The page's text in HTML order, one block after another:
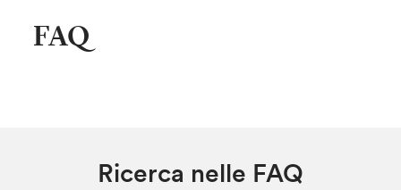
FAQ
Ricerca nelle FAQ